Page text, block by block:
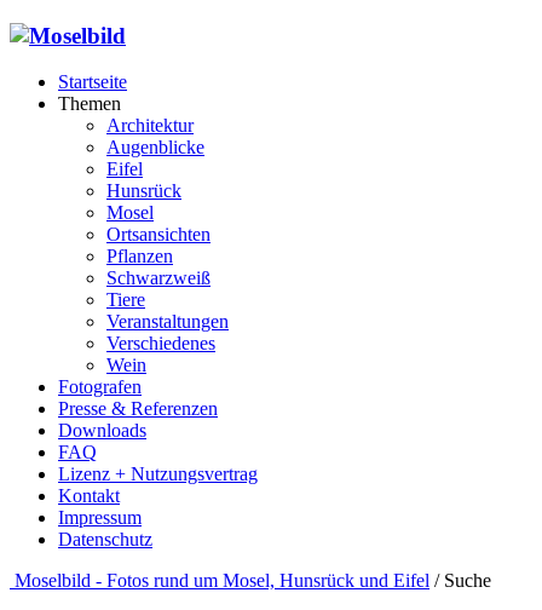
Startseite
Themen
Architektur
Augenblicke
Eifel
Hunsrück
Mosel
Ortsansichten
Pflanzen
Schwarzweiß
Tiere
Veranstaltungen
Verschiedenes
Wein
Fotografen
Presse & Referenzen
Downloads
FAQ
Lizenz + Nutzungsvertrag
Kontakt
Impressum
Datenschutz
Moselbild - Fotos rund um Mosel, Hunsrück und Eifel / Suche